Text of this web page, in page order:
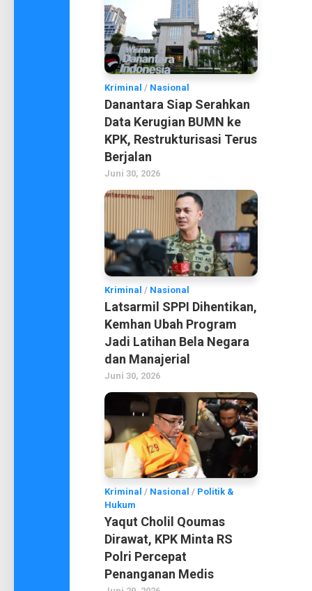
Kriminal / Nasional
Danantara Siap Serahkan
Data Kerugian BUMN ke
KPK, Restrukturisasi Terus
Berjalan
Juni 30, 2026
Kriminal / Nasional
Latsarmil SPPI Dihentikan,
Kemhan Ubah Program
Jadi Latihan Bela Negara
dan Manajerial
Juni 30, 2026
Kriminal / Nasional / Politik &
Hukum
Yaqut Cholil Qoumas
Dirawat, KPK Minta RS
Polri Percepat
Penanganan Medis